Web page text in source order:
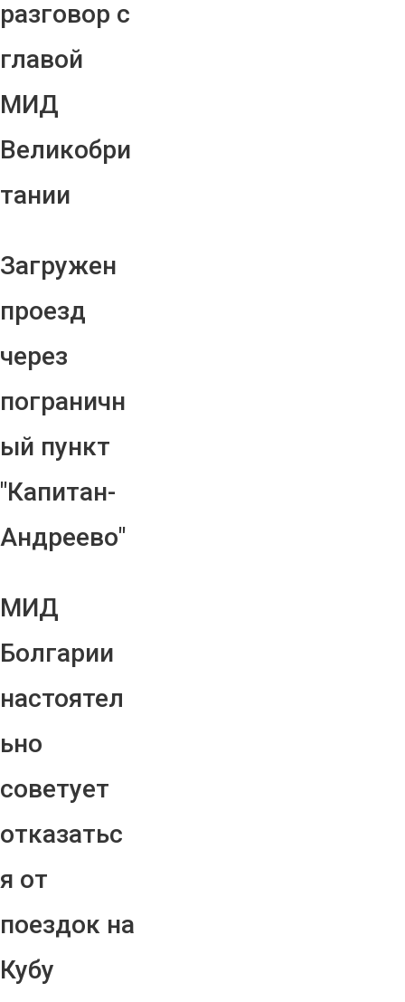
разговор с
главой
МИД
Великобри
тании
Загружен
проезд
через
пограничн
ый пункт
"Капитан-
Андреево"
МИД
Болгарии
настоятел
ьно
советует
отказатьс
я от
поездок на
Кубу